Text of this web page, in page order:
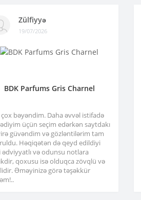
Zülfiyyə
19/07/2026
BDK Parfums Gris Charnel
bəyəndim. Daha əvvəl istifadə
üçün seçim edərkən saytdakı
güvəndim və gözləntilərim tam
Həqiqətən də qeyd edildiyi
ədviyyatlı və odunsu notlara
qoxusu isə olduqca zövqlü və
Əməyinizə görə təşəkkür